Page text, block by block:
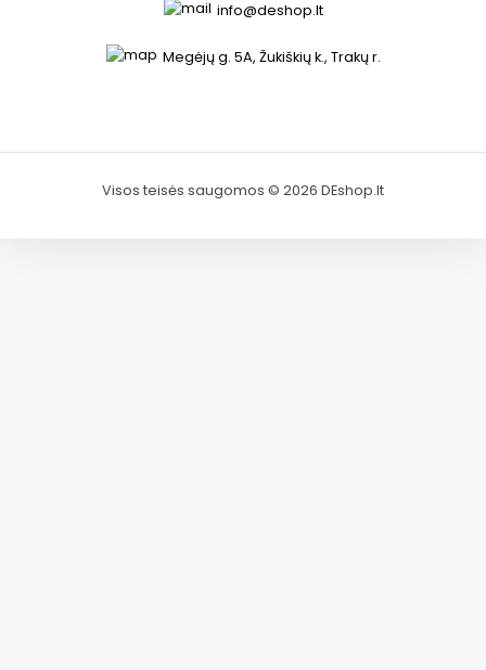
info@deshop.lt
Megėjų g. 5A, Žukiškių k., Trakų r.
Visos teisės saugomos © 2026 DEshop.lt